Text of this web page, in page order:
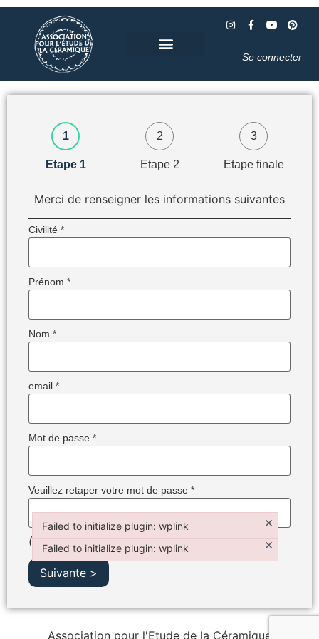
Se connecter
1
Etape 1
2
Etape 2
3
Etape finale
Merci de renseigner les informations suivantes
Civilité *
Prénom *
Nom *
email *
Mot de passe *
Veuillez retaper votre mot de passe *
(*) mentions obligatoires
Suivante >
Association pour l'Etude de la Céramique
Failed to initialize plugin: wplink ×
Failed to initialize plugin: wplink
Failed to initialize plugin: wplink ×